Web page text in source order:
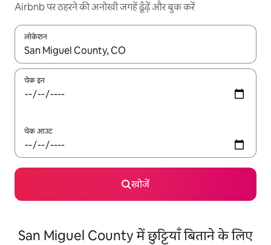
Airbnb पर ठहरने की अनोखी जगहें ढूँढ़ें और बुक करें
लोकेशन
नतीजों के उपलब्ध होने पर, अप और डाउन 'ऐरो की' का इस्तेमाल करके नेविगेट
चेक इन
चेक आउट
खोजें
San Miguel County में छुट्टियाँ बिताने के लिए